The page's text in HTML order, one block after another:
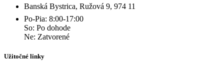
Banská Bystrica, Ružová 9, 974 11
Po-Pia: 8:00-17:00
So: Po dohode
Ne: Zatvorené
Užitočné linky